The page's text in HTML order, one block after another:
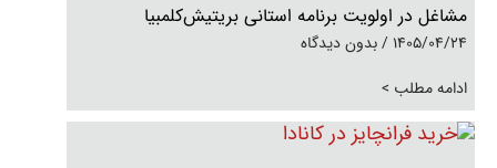
مشاغل در اولویت برنامه استانی بریتیش‌کلمبیا
1405/04/24
بدون دیدگاه
ادامه مطلب >